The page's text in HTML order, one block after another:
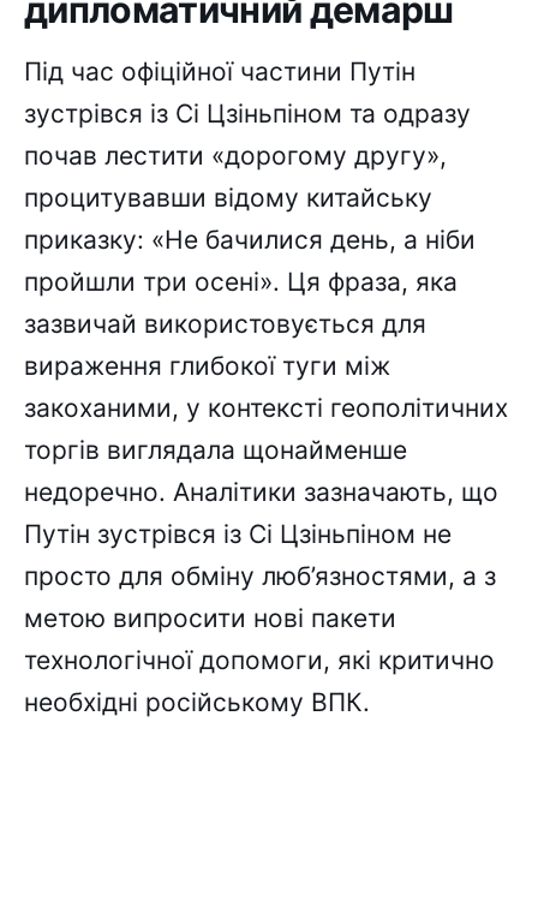
дипломатичний демарш
Під час офіційної частини Путін
зустрівся із Сі Цзіньпіном та одразу
почав лестити «дорогому другу»,
процитувавши відому китайську
приказку: «Не бачилися день, а ніби
пройшли три осені». Ця фраза, яка
зазвичай використовується для
вираження глибокої туги між
закоханими, у контексті геополітичних
торгів виглядала щонайменше
недоречно. Аналітики зазначають, що
Путін зустрівся із Сі Цзіньпіном не
просто для обміну люб’язностями, а з
метою випросити нові пакети
технологічної допомоги, які критично
необхідні російському ВПК.